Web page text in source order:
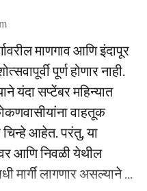
माणगाव आणि इंदापूर
पूर्ण होणार नाही.
यंदा सप्टेंबर महिन्यात
वाहतूक
चिन्हे आहेत. परंतु, या
आणि निवळी येथील
लागणार असल्याने ...